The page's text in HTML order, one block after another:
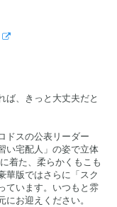
ば、きっと大丈夫だと
ドスの公表リーダー
い宅配人」の姿で立体
着た、柔らかくもこも
華版ではさらに「スク
ています。いつもと雰
お迎えください。